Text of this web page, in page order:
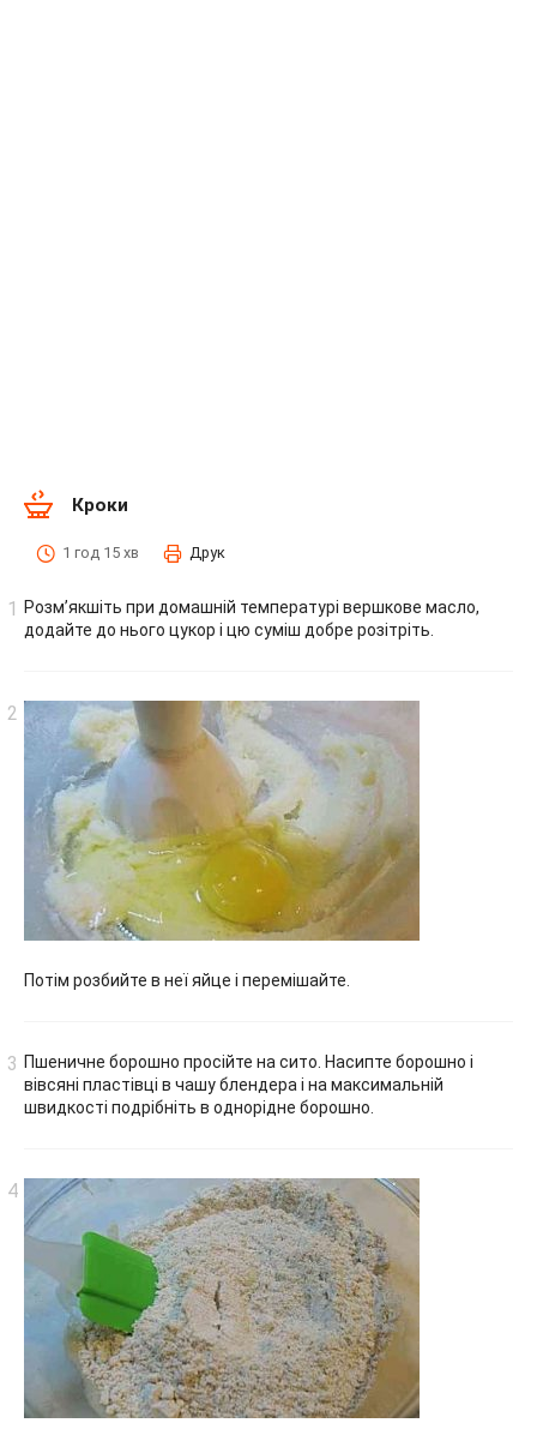
Кроки
1 год 15 хв Друк
Розм’якшіть при домашній температурі вершкове масло,
додайте до нього цукор і цю суміш добре розітріть.
Потім розбийте в неї яйце і перемішайте.
Пшеничне борошно просійте на сито. Насипте борошно і
вівсяні пластівці в чашу блендера і на максимальній
швидкості подрібніть в однорідне борошно.